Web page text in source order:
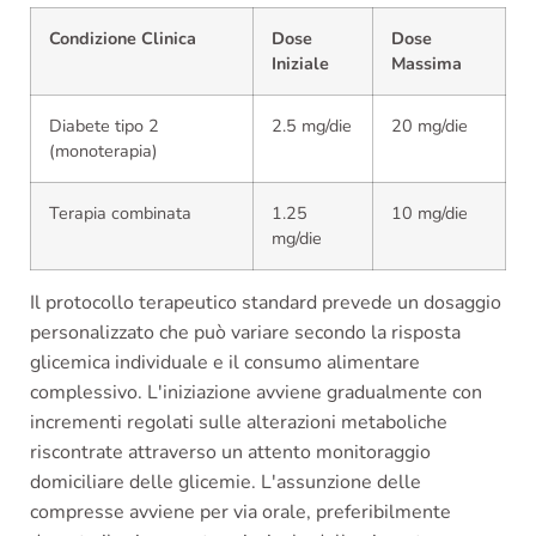
Condizione Clinica
Dose
Iniziale
Dose
Massima
Diabete tipo 2
(monoterapia)
2.5 mg/die 20 mg/die
Terapia combinata
1.25
mg/die
10 mg/die
Il protocollo terapeutico standard prevede un dosaggio
personalizzato che può variare secondo la risposta
glicemica individuale e il consumo alimentare
complessivo. L'iniziazione avviene gradualmente con
incrementi regolati sulle alterazioni metaboliche
riscontrate attraverso un attento monitoraggio
domiciliare delle glicemie. L'assunzione delle
compresse avviene per via orale, preferibilmente